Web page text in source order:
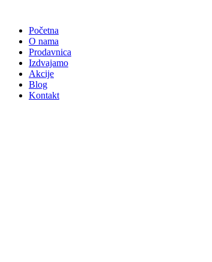
sadržajPočetna
O nama
Prodavnica
Izdvajamo
Akcije
Blog
Kontakt